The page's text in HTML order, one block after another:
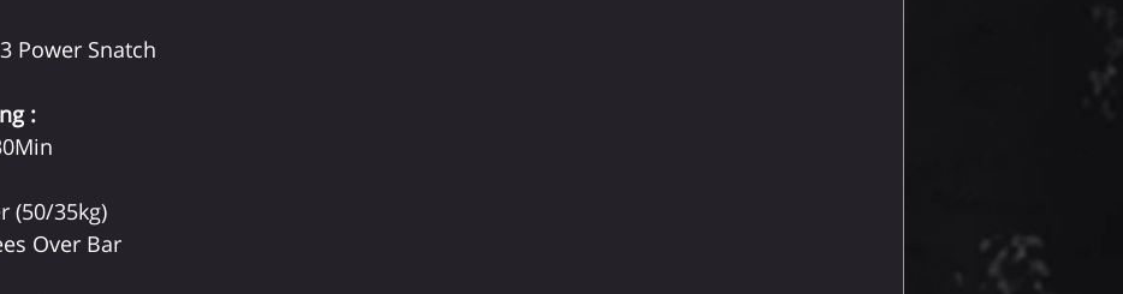
Power Snatch
:
(50/35kg)
Over Bar